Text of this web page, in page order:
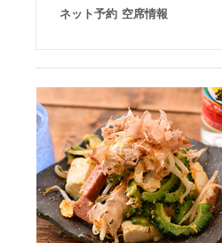
ネット予約 空席情報